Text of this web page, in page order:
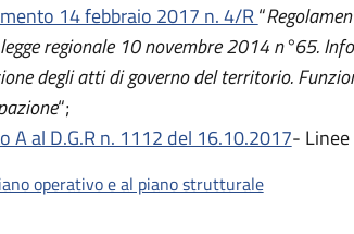
14 febbraio 2017 n. 4/R “
regionale 10 novembre 2014 n°65.
degli atti di governo del territorio.
“;
A al D.G.R n. 1112 del 16.10.2017-
operativo e al piano strutturale